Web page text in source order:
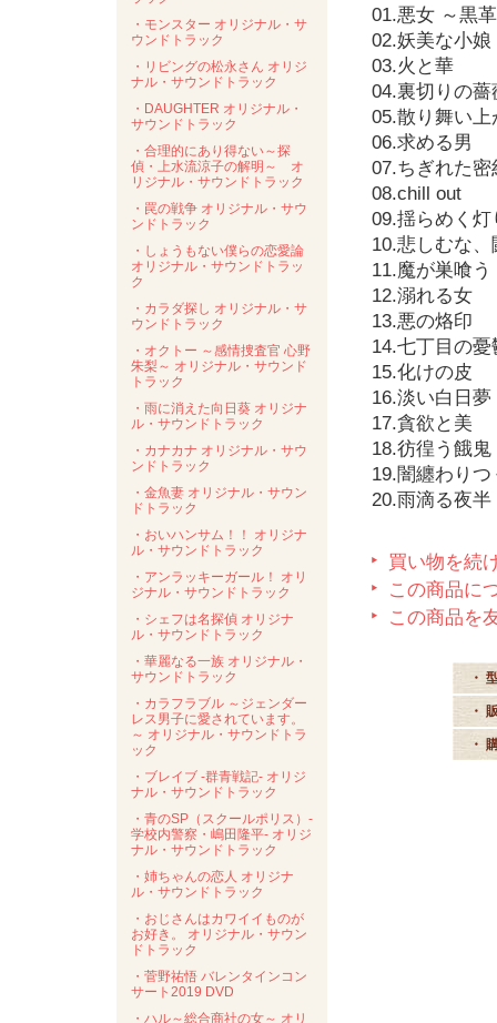
・モンスター オリジナル・サ
ウンドトラック
・リビングの松永さん オリジ
ナル・サウンドトラック
・DAUGHTER オリジナル・
サウンドトラック
・合理的にあり得ない～探
偵・上水流涼子の解明～ オ
リジナル・サウンドトラック
・罠の戦争 オリジナル・サウ
ンドトラック
・しょうもない僕らの恋愛論
オリジナル・サウンドトラッ
ク
・カラダ探し オリジナル・サ
ウンドトラック
・オクトー ～感情捜査官 心野
朱梨～ オリジナル・サウンド
トラック
・雨に消えた向日葵 オリジナ
ル・サウンドトラック
・カナカナ オリジナル・サウ
ンドトラック
・金魚妻 オリジナル・サウン
ドトラック
・おいハンサム！！ オリジナ
ル・サウンドトラック
・アンラッキーガール！ オリ
ジナル・サウンドトラック
・シェフは名探偵 オリジナ
ル・サウンドトラック
・華麗なる一族 オリジナル・
サウンドトラック
・カラフラブル ～ジェンダー
レス男子に愛されています。
～ オリジナル・サウンドトラ
ック
・ブレイブ -群青戦記- オリジ
ナル・サウンドトラック
・青のSP（スクールポリス）-
学校内警察・嶋田隆平- オリジ
ナル・サウンドトラック
・姉ちゃんの恋人 オリジナ
ル・サウンドトラック
・おじさんはカワイイものが
お好き。 オリジナル・サウン
ドトラック
・菅野祐悟 バレンタインコン
サート2019 DVD
・ハル～総合商社の女～ オリ
01.悪女 ～黒
02.妖美な小娘
03.火と華
04.裏切りの薔
05.散り舞い上
06.求める男
07.ちぎれた密
08.chill out
09.揺らめく灯
10.悲しむな
11.魔が巣喰う
12.溺れる女
13.悪の烙印
14.七丁目の憂
15.化けの皮
16.淡い白日夢
17.貪欲と美
18.彷徨う餓鬼
19.闇纏わりつ
20.雨滴る夜半
買い物を続
この商品に
この商品を
・
・
・